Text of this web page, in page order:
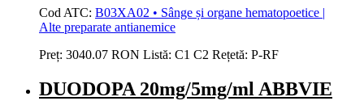
Cod ATC: B03XA02 • Sânge și organe hematopoetice |
Alte preparate antianemice
Preț: 3040.07 RON Listă: C1 C2 Rețetă: P-RF
DUODOPA 20mg/5mg/ml ABBVIE